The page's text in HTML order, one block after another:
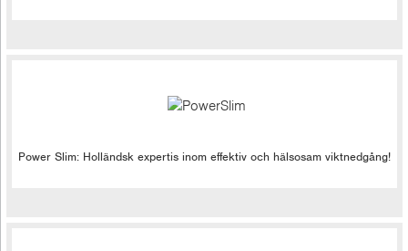
Power Slim: Holländsk expertis inom effektiv och hälsosam viktnedgång!